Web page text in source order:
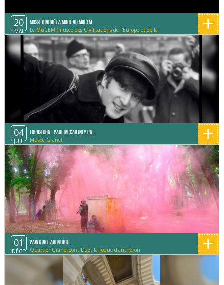
20
MAI
Mossi Traoré la mode au Mucem
Le MuCEM (musée des Civilisations de l'Europe et de la
Méditerranée)
+
04
JUIL
Exposition - Paul McCartney Ph...
Musée Granet +
01
DÉCE
Paintball Aventure
Quartier Grand pont D23, la roque d'anthéron +